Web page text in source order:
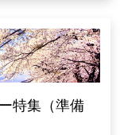
特集（準備